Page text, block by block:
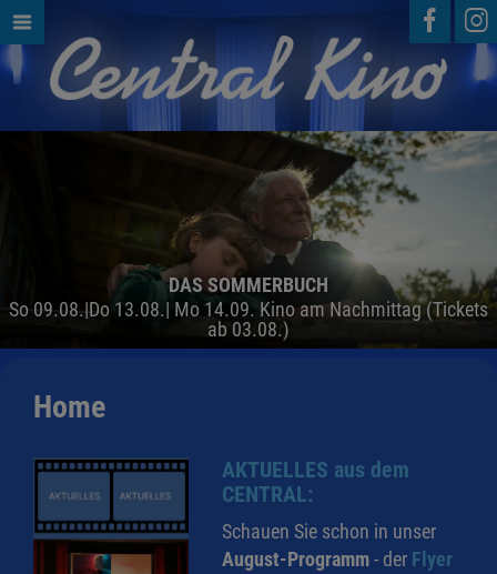
DAS SOMMERBUCH
So 09.08.|Do 13.08.| Mo 14.09. Kino am Nachmittag (Tickets
ab 03.08.)
Home
AKTUELLES aus dem
CENTRAL:
Schauen Sie schon in unser
August-Programm- der Flyer